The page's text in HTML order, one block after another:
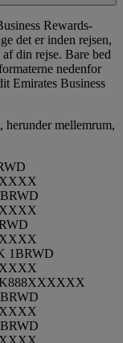
Rewards-
det er inden rejsen,
din rejse. Bare bed
nedenfor
Emirates Business
mellemrum,
1BRWD